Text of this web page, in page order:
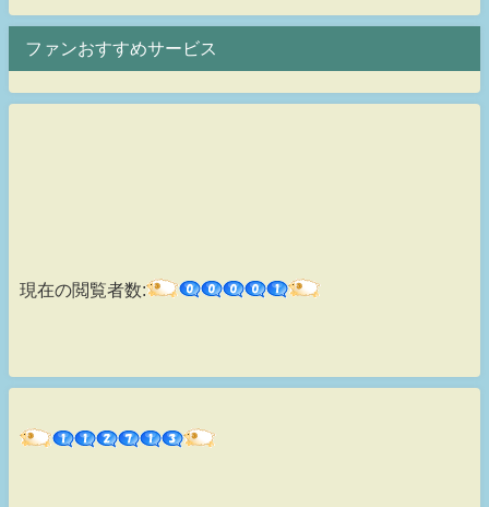
ファンおすすめサービス
現在の閲覧者数: